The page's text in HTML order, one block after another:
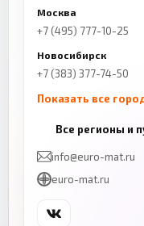
Москва
+7 (495) 777-10-25
Новосибирск
+7 (383) 377-74-50
Показать все
+7 (843) 206-01-30
Челябинск
+7 (343) 300-99-67
Все регионы и
info@euro-mat.ru
euro-mat.ru